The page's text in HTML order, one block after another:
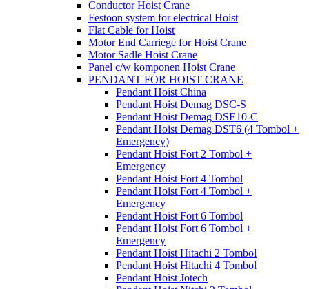
Conductor Hoist Crane
Festoon system for electrical Hoist
Flat Cable for Hoist
Motor End Carriege for Hoist Crane
Motor Sadle Hoist Crane
Panel c/w komponen Hoist Crane
PENDANT FOR HOIST CRANE
Pendant Hoist China
Pendant Hoist Demag DSC-S
Pendant Hoist Demag DSE10-C
Pendant Hoist Demag DST6 (4 Tombol +
Emergency)
Pendant Hoist Fort 2 Tombol +
Emergency
Pendant Hoist Fort 4 Tombol
Pendant Hoist Fort 4 Tombol +
Emergency
Pendant Hoist Fort 6 Tombol
Pendant Hoist Fort 6 Tombol +
Emergency
Pendant Hoist Hitachi 2 Tombol
Pendant Hoist Hitachi 4 Tombol
Pendant Hoist Jotech